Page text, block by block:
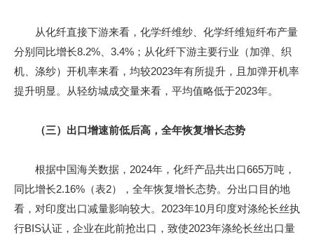
从化纤直接下游来看，化学纤维纱、化学纤维短纤布产量
分别同比增长8.2%、3.4%；从化纤下游主要行业（加弹、织
机、涤纱）开机率来看，均较2023年有所提升，且加弹开机率
提升明显。从轻纺城成交量来看，平均值略低于2023年。
（三）出口增速前低后高，全年恢复增长态势
根据中国海关数据，2024年，化纤产品共出口665万吨，
同比增长2.16%（表2），全年恢复增长态势。分出口目的地
看，对印度出口减量影响较大。2023年10月印度对涤纶长丝执
行BIS认证，企业在此前抢出口，致使2023年涤纶长丝出口量